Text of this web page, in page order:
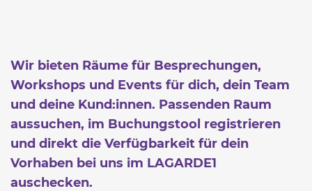
Wir bieten Räume für Besprechungen,
Workshops und Events für dich, dein Team
und deine Kund:innen. Passenden Raum
aussuchen, im Buchungstool registrieren
und direkt die Verfügbarkeit für dein
Vorhaben bei uns im LAGARDE1
auschecken.